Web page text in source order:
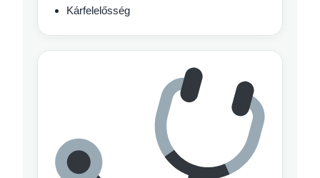
Kárfelelősség